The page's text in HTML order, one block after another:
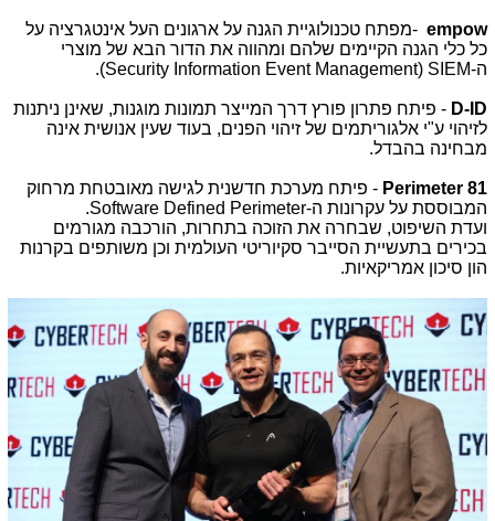
empow
-מפתח טכנולוגיית הגנה על ארגונים העל אינטגרציה על
כל כלי הגנה הקיימים שלהם ומהווה את הדור הבא של מוצרי
ה-SIEM
(
Security Information Event Management
).
D-ID - פיתח פתרון פורץ דרך המייצר תמונות מוגנות, שאינן ניתנות
לזיהוי ע"י אלגוריתמים של זיהוי הפנים, בעוד שעין אנושית אינה
מבחינה בהבדל.
Perimeter 81 - פיתח מערכת חדשנית לגישה מאובטחת מרחוק
המבוססת על עקרונות ה-Software Defined Perimeter
.
ועדת השיפוט, שבחרה את הזוכה בתחרות, הורכבה מגורמים
בכירים בתעשיית הסייבר סקיוריטי העולמית וכן משותפים בקרנות
הון סיכון אמריקאיות.